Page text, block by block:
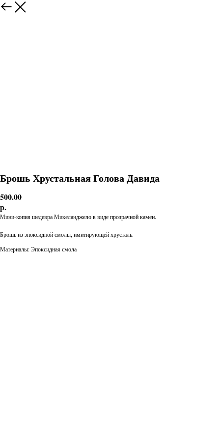
Брошь Хрустальная Голова Давида
500.00
р.
Мини-копия шедевра Микеланджело в виде прозрачной камеи.
Брошь из эпоксидной смолы, имитирующей хрусталь.
Материалы: Эпоксидная смола